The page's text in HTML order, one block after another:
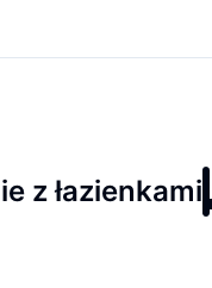
z łazienkami